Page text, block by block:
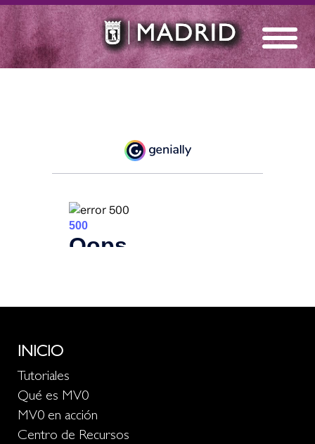
INICIO
Tutoriales
Qué es MV0
MV0 en acción
Centro de Recursos